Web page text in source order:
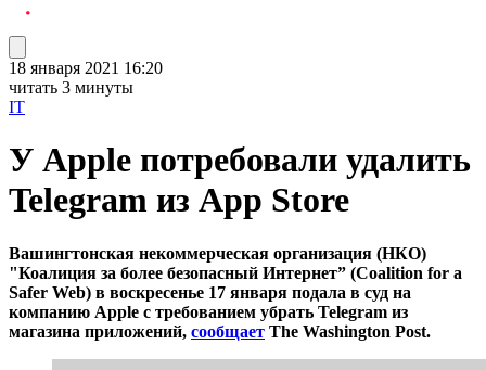
18 января 2021 16:20
читать 3 минуты
IT
У Apple потребовали удалить
Telegram из App Store
Вашингтонская некоммерческая организация (НКО)
"Коалиция за более безопасный Интернет” (Coalition for a
Safer Web) в воскресенье 17 января подала в суд на
компанию Apple с требованием убрать Telegram из
магазина приложений, сообщает The Washington Post.